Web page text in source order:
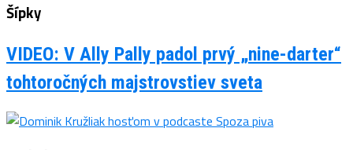
Šípky
VIDEO: V Ally Pally padol prvý „nine-darter“
tohtoročných majstrovstiev sveta